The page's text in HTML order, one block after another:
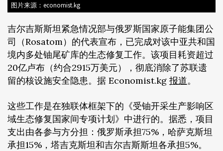
图片来源：economist.kg
吉尔吉斯斯坦紧急情况部与俄罗斯国家原子能集团公
司（Rosatom）的代表宣布，已完成对该中亚共和国
境内多处铀尾矿库的生态修复工作。该项目耗资超过
20亿卢布（约合2915万美元），彻底消除了苏联遗
留的核设施安全隐患。据 Economist.kg 报道。
这些工作是在独联体框架下的《受铀开采生产影响区
域生态修复国家间专项计划》中进行的。据悉，项目
支出由各参与方分担：俄罗斯承担75%，哈萨克斯坦
承担15%，塔吉克斯坦和吉尔吉斯斯坦各承担5%。